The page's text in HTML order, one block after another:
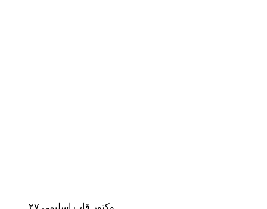
وکتور قاب اسلیمی ۲۷